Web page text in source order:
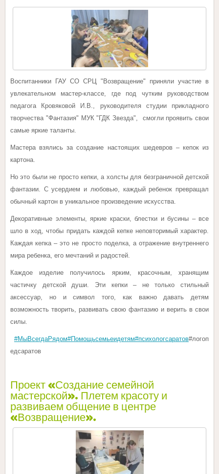
Воспитанники ГАУ СО СРЦ "Возвращение" приняли участие в
увлекательном мастер-классе, где под чутким руководством
педагога Кровяковой И.В., руководителя студии прикладного
творчества "Фантазия" МУК "ГДК Звезда", смогли проявить свои
самые яркие таланты.
Мастера взялись за создание настоящих шедевров – кепок из
картона.
Но это были не просто кепки, а холсты для безграничной детской
фантазии. С усердием и любовью, каждый ребенок превращал
обычный картон в уникальное произведение искусства.
Декоративные элементы, яркие краски, блестки и бусины – все
шло в ход, чтобы придать каждой кепке неповторимый характер.
Каждая кепка – это не просто поделка, а отражение внутреннего
мира ребенка, его мечтаний и радостей.
Каждое изделие получилось ярким, красочным, хранящим
частичку детской души. Эти кепки – не только стильный
аксессуар, но и символ того, как важно давать детям
возможность творить, развивать свою фантазию и верить в свои
силы.
#МыВсегдаРядом#Помощьсемьеидетям#психологсаратов#логоп
едсаратов
Проект «Создание семейной
мастерской». Плетем красоту и
развиваем общение в центре
«Возвращение».